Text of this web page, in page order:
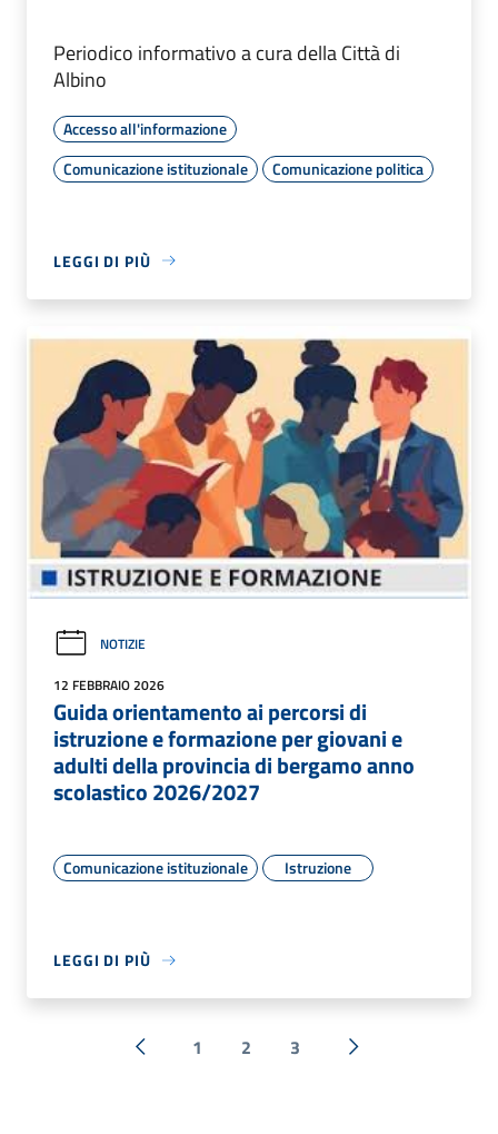
Periodico informativo a cura della Città di
Albino
Accesso all'informazione
Comunicazione istituzionale
Comunicazione politica
LEGGI DI PIÙ
NOTIZIE
12 FEBBRAIO 2026
Guida orientamento ai percorsi di
istruzione e formazione per giovani e
adulti della provincia di bergamo anno
scolastico 2026/2027
Comunicazione istituzionale Istruzione
LEGGI DI PIÙ
« Precedente
1 2 3 Successiva »